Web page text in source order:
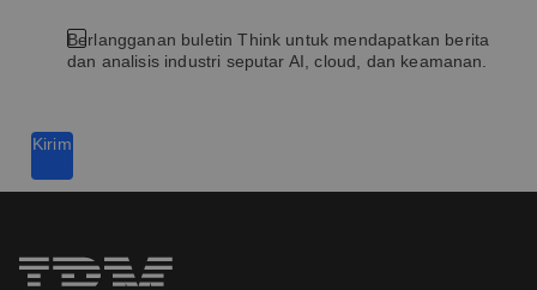
Berlangganan buletin Think untuk mendapatkan berita
dan analisis industri seputar AI, cloud, dan keamanan.
Kirim